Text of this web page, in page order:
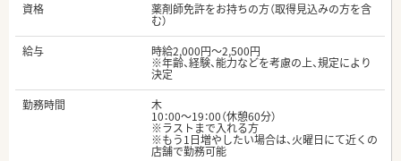
資格
薬剤師免許をお持ちの方（取得見込みの方を含
む）
給与
時給2,000円～2,500円
※年齢、経験、能力などを考慮の上、規定により
決定
勤務時間
木
10：00～19：00（休憩60分）
※ラストまで入れる方
※もう1日増やしたい場合は、火曜日にて近くの
店舗で勤務可能